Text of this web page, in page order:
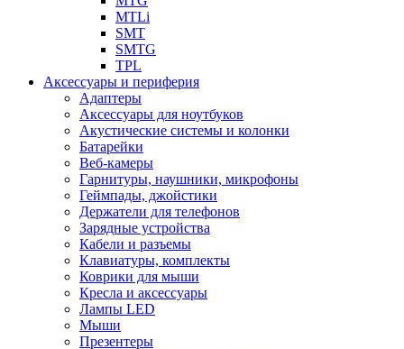
MTLi
SMT
SMTG
TPL
Аксессуары и периферия
Адаптеры
Аксессуары для ноутбуков
Акустические системы и колонки
Батарейки
Веб-камеры
Гарнитуры, наушники, микрофоны
Геймпады, джойстики
Держатели для телефонов
Зарядные устройства
Кабели и разъемы
Клавиатуры, комплекты
Коврики для мыши
Кресла и аксессуары
Лампы LED
Мыши
Презентеры